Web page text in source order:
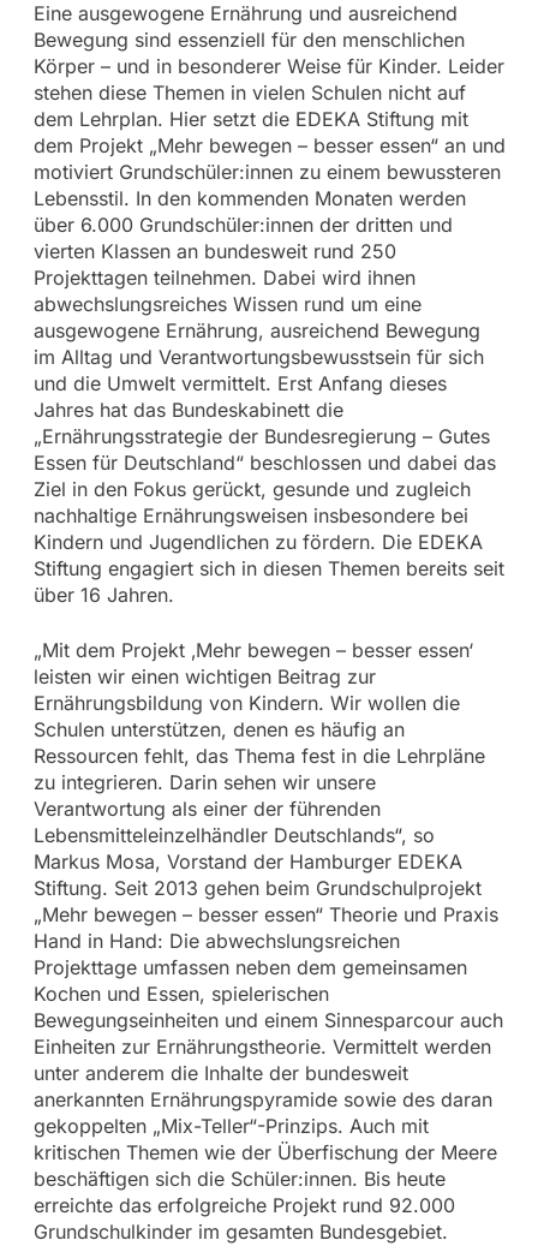
Eine ausgewogene Ernährung und ausreichend
Bewegung sind essenziell für den menschlichen
Körper – und in besonderer Weise für Kinder. Leider
stehen diese Themen in vielen Schulen nicht auf
dem Lehrplan. Hier setzt die EDEKA Stiftung mit
dem Projekt „Mehr bewegen – besser essen“ an und
motiviert Grundschüler:innen zu einem bewussteren
Lebensstil. In den kommenden Monaten werden
über 6.000 Grundschüler:innen der dritten und
vierten Klassen an bundesweit rund 250
Projekttagen teilnehmen. Dabei wird ihnen
abwechslungsreiches Wissen rund um eine
ausgewogene Ernährung, ausreichend Bewegung
im Alltag und Verantwortungsbewusstsein für sich
und die Umwelt vermittelt. Erst Anfang dieses
Jahres hat das Bundeskabinett die
„Ernährungsstrategie der Bundesregierung – Gutes
Essen für Deutschland“ beschlossen und dabei das
Ziel in den Fokus gerückt, gesunde und zugleich
nachhaltige Ernährungsweisen insbesondere bei
Kindern und Jugendlichen zu fördern. Die EDEKA
Stiftung engagiert sich in diesen Themen bereits seit
über 16 Jahren.
„Mit dem Projekt ‚Mehr bewegen – besser essen‘
leisten wir einen wichtigen Beitrag zur
Ernährungsbildung von Kindern. Wir wollen die
Schulen unterstützen, denen es häufig an
Ressourcen fehlt, das Thema fest in die Lehrpläne
zu integrieren. Darin sehen wir unsere
Verantwortung als einer der führenden
Lebensmitteleinzelhändler Deutschlands“, so
Markus Mosa, Vorstand der Hamburger EDEKA
Stiftung. Seit 2013 gehen beim Grundschulprojekt
„Mehr bewegen – besser essen“ Theorie und Praxis
Hand in Hand: Die abwechslungsreichen
Projekttage umfassen neben dem gemeinsamen
Kochen und Essen, spielerischen
Bewegungseinheiten und einem Sinnesparcour auch
Einheiten zur Ernährungstheorie. Vermittelt werden
unter anderem die Inhalte der bundesweit
anerkannten Ernährungspyramide sowie des daran
gekoppelten „Mix-Teller“-Prinzips. Auch mit
kritischen Themen wie der Überfischung der Meere
beschäftigen sich die Schüler:innen. Bis heute
erreichte das erfolgreiche Projekt rund 92.000
Grundschulkinder im gesamten Bundesgebiet.